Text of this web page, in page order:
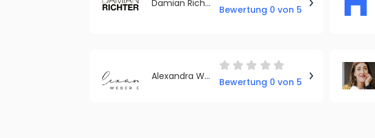
Damian Richter - FIN to date! GmbH & Co. KG
Bewertung 0 von 5
Alexandra Weber Coaching
Bewertung 0 von 5